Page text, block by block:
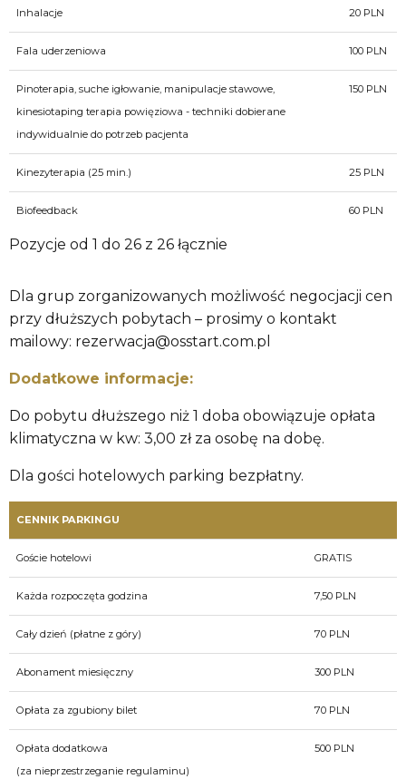
Inhalacje 20 PLN
Fala uderzeniowa 100 PLN
Pinoterapia, suche igłowanie, manipulacje stawowe,
kinesiotaping terapia powięziowa - techniki dobierane
indywidualnie do potrzeb pacjenta
150 PLN
Kinezyterapia (25 min.) 25 PLN
Biofeedback 60 PLN
Pozycje od 1 do 26 z 26 łącznie
Dla grup zorganizowanych możliwość negocjacji cen
przy dłuższych pobytach – prosimy o kontakt
mailowy: rezerwacja@osstart.com.pl
Dodatkowe informacje:
Do pobytu dłuższego niż 1 doba obowiązuje opłata
klimatyczna w kw: 3,00 zł za osobę na dobę.
Dla gości hotelowych parking bezpłatny.
CENNIK PARKINGU
Goście hotelowi GRATIS
Każda rozpoczęta godzina 7,50 PLN
Cały dzień (płatne z góry) 70 PLN
Abonament miesięczny 300 PLN
Opłata za zgubiony bilet 70 PLN
Opłata dodatkowa
(za nieprzestrzeganie regulaminu)
500 PLN